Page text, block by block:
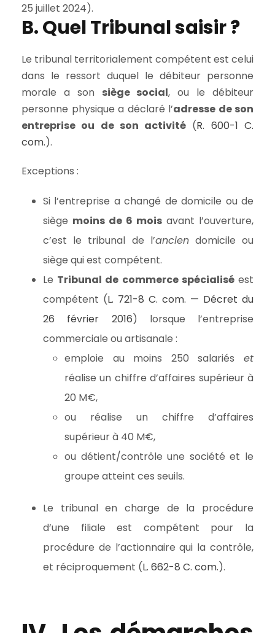
25 juillet 2024).
B. Quel Tribunal saisir ?
Le tribunal territorialement compétent est celui
dans le ressort duquel le débiteur personne
morale a son siège social, ou le débiteur
personne physique a déclaré l’adresse de son
entreprise ou de son activité (R. 600-1 C.
com.).
Exceptions :
Si l’entreprise a changé de domicile ou de
siège moins de 6 mois avant l’ouverture,
c’est le tribunal de l’anciendomicile ou
siège qui est compétent.
Le Tribunal de commerce spécialiséest
compétent (L. 721-8 C. com. — Décret du
26 février 2016) lorsque l’entreprise
commerciale ou artisanale :
emploie au moins 250 salariés et
réalise un chiffre d’affaires supérieur à
20 M€,
ou réalise un chiffre d’affaires
supérieur à 40 M€,
ou détient/contrôle une société et le
groupe atteint ces seuils.
Le tribunal en charge de la procédure
d’une filiale est compétent pour la
procédure de l’actionnaire qui la contrôle,
et réciproquement (L. 662-8 C. com.).